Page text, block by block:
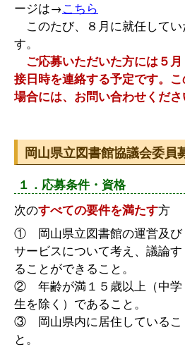
ージは→こちら
このたび、８月に就任してい
す。
ご応募いただいた方には５
接日時を連絡する予定です。
場合には、お問い合わせくださ
岡山県立図書館協議
１．応募条件・資格
次のすべての要件を満たす方
① 岡山県立図書館の運営及び
サービスについて考え、議論す
ることができること。
② 年齢が満１５歳以上（中学
生を除く）であること。
③ 岡山県内に居住しているこ
と。